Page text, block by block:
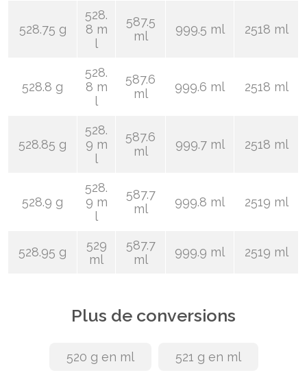
528.75 g
528.
8 m
l
587.5
ml
999.5 ml 2518 ml
528.8 g
528.
8 m
l
587.6
ml
999.6 ml 2518 ml
528.85 g
528.
9 m
l
587.6
ml
999.7 ml 2518 ml
528.9 g
528.
9 m
l
587.7
ml
999.8 ml 2519 ml
528.95 g
529
ml
587.7
ml
999.9 ml 2519 ml
Plus de conversions
520 g en ml 521 g en ml